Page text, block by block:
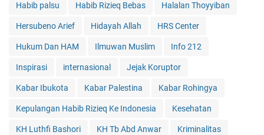
Habib palsu Habib Rizieq Bebas Halalan Thoyyiban
Hersubeno Arief Hidayah Allah HRS Center
Hukum Dan HAM Ilmuwan Muslim Info 212
Inspirasi internasional Jejak Koruptor
Kabar Ibukota Kabar Palestina Kabar Rohingya
Kepulangan Habib Rizieq Ke Indonesia Kesehatan
KH Luthfi Bashori KH Tb Abd Anwar Kriminalitas